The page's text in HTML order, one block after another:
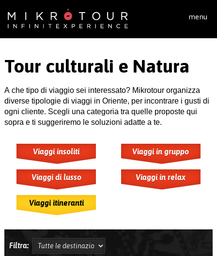
menu
Tour culturali e Natura
A che tipo di viaggio sei interessato? Mikrotour organizza
diverse tipologie di viaggi in Oriente, per incontrare i gusti di
ogni cliente. Scegli una categoria tra quelle proposte qui
sopra e ti suggeriremo le soluzioni adatte a te.
Viaggi insoliti Viaggi in gruppo
Viaggi di lusso Viaggi in relax
Viaggi itineranti
Filtra: